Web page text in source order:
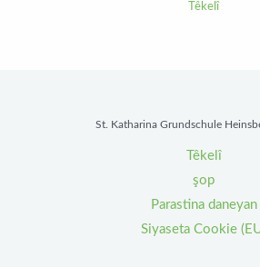
Têkelî
Têkelî
şop
Parastina daneyan
Siyaseta Cookie